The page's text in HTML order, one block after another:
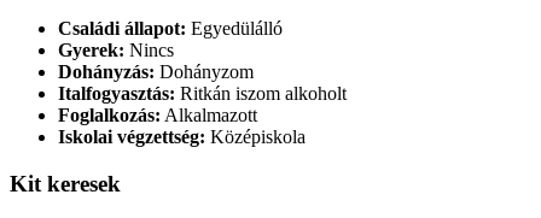
Családi állapot: Egyedülálló
Gyerek: Nincs
Dohányzás: Dohányzom
Italfogyasztás: Ritkán iszom alkoholt
Foglalkozás: Alkalmazott
Iskolai végzettség: Középiskola
Kit keresek